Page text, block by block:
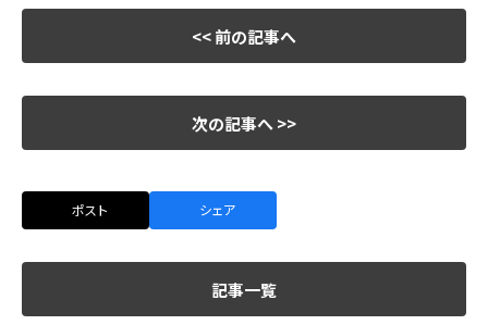
<< 前の記事へ
次の記事へ >>
ポスト シェア
記事一覧